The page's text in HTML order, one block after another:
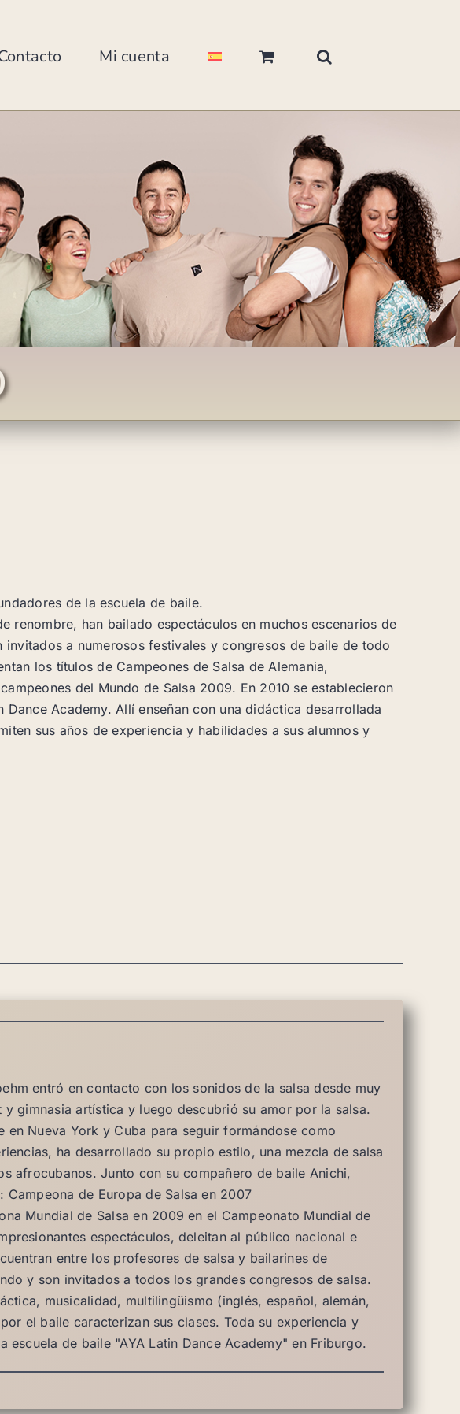
Mi cuenta
de la escuela de baile.
renombre, han bailado espectáculos en muchos escenarios de
invitados a numerosos festivales y congresos de baile de todo
los títulos de Campeones de Salsa de Alemania,
del Mundo de Salsa 2009. En 2010 se establecieron
Dance Academy. Allí enseñan con una didáctica desarrollada
sus años de experiencia y habilidades a sus alumnos y
entró en contacto con los sonidos de la salsa desde muy
gimnasia artística y luego descubrió su amor por la salsa.
en Nueva York y Cuba para seguir formándose como
ha desarrollado su propio estilo, una mezcla de salsa
afrocubanos. Junto con su compañero de baile Anichi,
de Europa de Salsa en 2007
Mundial de Salsa en 2009 en el Campeonato Mundial de
espectáculos, deleitan al público nacional e
entre los profesores de salsa y bailarines de
y son invitados a todos los grandes congresos de salsa.
musicalidad, multilingüismo (inglés, español, alemán,
el baile caracterizan sus clases. Toda su experiencia y
escuela de baile "AYA Latin Dance Academy" en Friburgo.